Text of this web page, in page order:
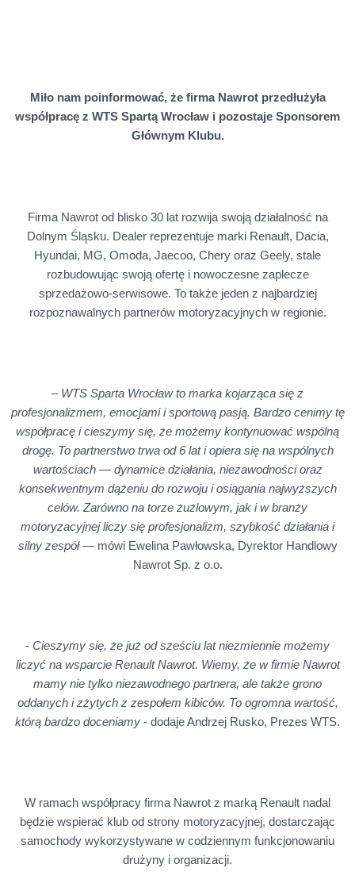
Miło nam poinformować, że firma Nawrot przedłużyła
współpracę z WTS Spartą Wrocław i pozostaje Sponsorem
Głównym Klubu.
Firma Nawrot od blisko 30 lat rozwija swoją działalność na
Dolnym Śląsku. Dealer reprezentuje marki Renault, Dacia,
Hyundai, MG, Omoda, Jaecoo, Chery oraz Geely, stale
rozbudowując swoją ofertę i nowoczesne zaplecze
sprzedażowo-serwisowe. To także jeden z najbardziej
rozpoznawalnych partnerów motoryzacyjnych w regionie.
– WTS Sparta Wrocław to marka kojarząca się z
profesjonalizmem, emocjami i sportową pasją. Bardzo cenimy tę
współpracę i cieszymy się, że możemy kontynuować wspólną
drogę. To partnerstwo trwa od 6 lat i opiera się na wspólnych
wartościach — dynamice działania, niezawodności oraz
konsekwentnym dążeniu do rozwoju i osiągania najwyższych
celów. Zarówno na torze żużlowym, jak i w branży
motoryzacyjnej liczy się profesjonalizm, szybkość działania i
silny zespół— mówi Ewelina Pawłowska, Dyrektor Handlowy
Nawrot Sp. z o.o.
- Cieszymy się, że już od sześciu lat niezmiennie możemy
liczyć na wsparcie Renault Nawrot. Wiemy, że w firmie Nawrot
mamy nie tylko niezawodnego partnera, ale także grono
oddanych i zżytych z zespołem kibiców. To ogromna wartość,
którą bardzo doceniamy - dodaje Andrzej Rusko, Prezes WTS.
W ramach współpracy firma Nawrot z marką Renault nadal
będzie wspierać klub od strony motoryzacyjnej, dostarczając
samochody wykorzystywane w codziennym funkcjonowaniu
drużyny i organizacji.